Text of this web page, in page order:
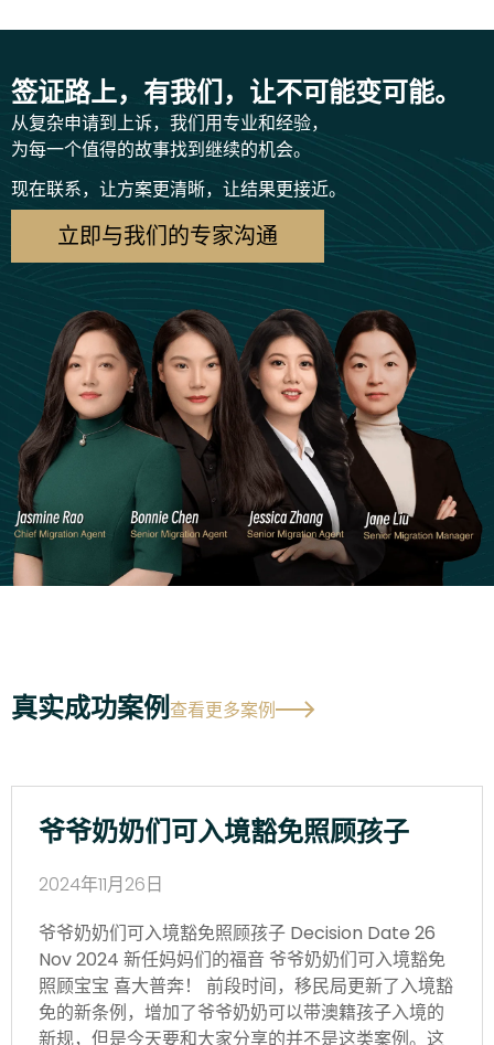
签证路上，有我们，让不可能变可能。
从复杂申请到上诉，我们用专业和经验，
为每一个值得的故事找到继续的机会。
现在联系，让方案更清晰，让结果更接近。
立即与我们的专家沟通
真实成功案例查看更多案例
爷爷奶奶们可入境豁免照顾孩子
2024年11月26日
爷爷奶奶们可入境豁免照顾孩子 Decision Date 26
Nov 2024 新任妈妈们的福音 爷爷奶奶们可入境豁免
照顾宝宝 喜大普奔！ 前段时间，移民局更新了入境豁
免的新条例，增加了爷爷奶奶可以带澳籍孩子入境的
新规，但是今天要和大家分享的并不是这类案例。这